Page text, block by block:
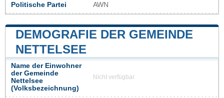
Politische Partei AWN
DEMOGRAFIE DER GEMEINDE
NETTELSEE
Name der Einwohner
der Gemeinde
Nettelsee
(Volksbezeichnung)
Nicht verfügbar